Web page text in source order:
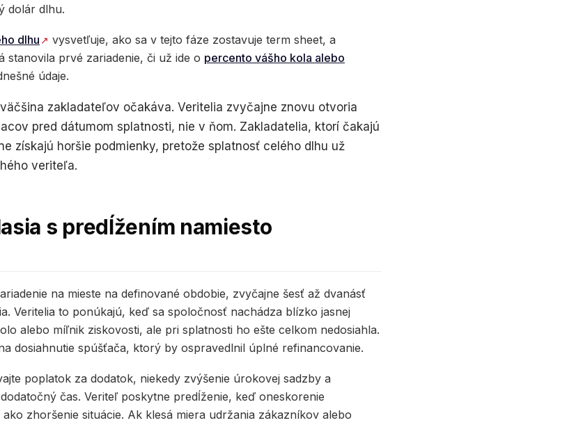
dolár dlhu.
dlhu
vysvetľuje, ako sa v tejto fáze zostavuje term sheet, a
stanovila prvé zariadenie, či už ide o percento vášho kola alebo
údaje.
zakladateľov očakáva. Veritelia zvyčajne znovu otvoria
pred dátumom splatnosti, nie v ňom. Zakladatelia, ktorí čakajú
získajú horšie podmienky, pretože splatnosť celého dlhu už
veriteľa.
s predĺžením namiesto
na mieste na definované obdobie, zvyčajne šesť až dvanásť
Veritelia to ponúkajú, keď sa spoločnosť nachádza blízko jasnej
alebo míľnik ziskovosti, ale pri splatnosti ho ešte celkom nedosiahla.
dosiahnutie spúšťača, ktorý by ospravedlnil úplné refinancovanie.
poplatok za dodatok, niekedy zvýšenie úrokovej sadzby a
čas. Veriteľ poskytne predĺženie, keď oneskorenie
zhoršenie situácie. Ak klesá miera udržania zákazníkov alebo